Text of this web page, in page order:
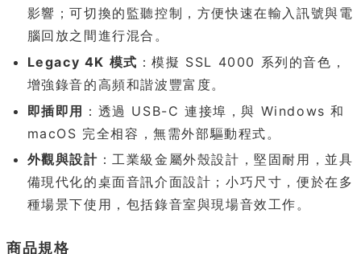
影響；可切換的監聽控制，方便快速在輸入訊號與電
腦回放之間進行混合。
Legacy 4K 模式 ：模擬 SSL 4000 系列的音色，
增強錄音的高頻和諧波豐富度。
即插即用 ：透過 USB-C 連接埠，與 Windows 和
macOS 完全相容，無需外部驅動程式。
外觀與設計 ：工業級金屬外殼設計，堅固耐用，並具
備現代化的桌面音訊介面設計；小巧尺寸，便於在多
種場景下使用，包括錄音室與現場音效工作。
商品規格